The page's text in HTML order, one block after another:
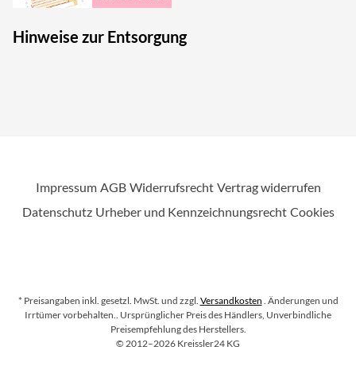
Hinweise zur Entsorgung
Impressum AGB Widerrufsrecht Vertrag widerrufen
Datenschutz Urheber und Kennzeichnungsrecht Cookies
* Preisangaben inkl. gesetzl. MwSt. und zzgl. Versandkosten . Änderungen und
Irrtümer vorbehalten.. Ursprünglicher Preis des Händlers, Unverbindliche
Preisempfehlung des Herstellers.
© Copyright
2012–2026 Kreissler24 KG